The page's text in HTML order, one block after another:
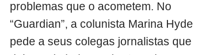
problemas que o acometem. No
“Guardian”, a colunista Marina Hyde
pede a seus colegas jornalistas que